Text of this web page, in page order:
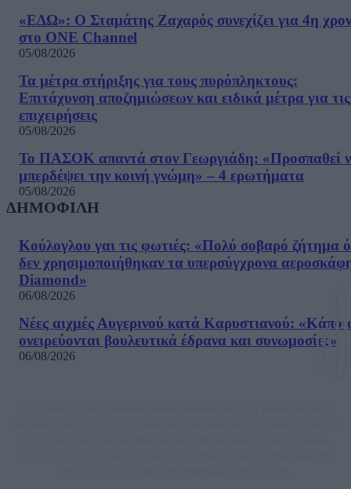
«ΕΔΩ»: Ο Σταμάτης Ζαχαρός συνεχίζει για 4η
στο ONE Channel
05/08/2026
Τα μέτρα στήριξης για τους πυρόπληκτους:
Επιτάχυνση αποζημιώσεων και ειδικά μέτρα για τις
επιχειρήσεις
05/08/2026
Το ΠΑΣΟΚ απαντά στον Γεωργιάδη: «Προσπαθεί
μπερδέψει την κοινή γνώμη» – 4 ερωτήματα
05/08/2026
ΔΗΜΟΦΙΛΗ
Κούλογλου γαι τις φωτιές: «Πολύ σοβαρό ζήτημα
δεν χρησιμοποιήθηκαν τα υπερσύγχρονα
Diamond»
06/08/2026
Νέες αιχμές Αυγερινού κατά Καρυστιανού:
ονειρεύονται βουλευτικά έδρανα και συνωμοσίες»
06/08/2026